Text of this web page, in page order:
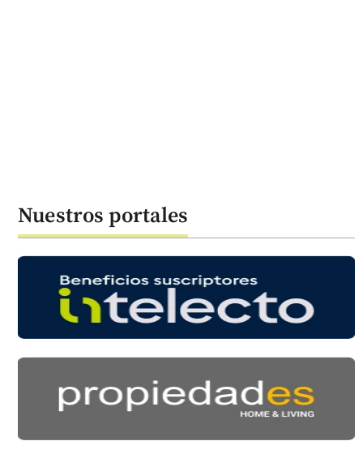
Nuestros portales